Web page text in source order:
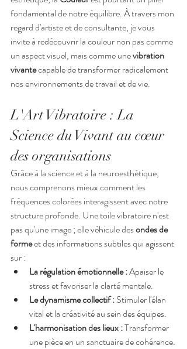
fondamental de notre équilibre. À travers mon
regard d'artiste et de consultante, je vous
invite à redécouvrir la couleur non pas comme
un aspect visuel, mais comme une vibration
vivante capable de transformer radicalement
nos environnements de travail et de vie.
L'Art Vibratoire : La
Science du Vivant au cœur
des organisations
Grâce à la science et à la neuroesthétique,
nous comprenons mieux comment les
fréquences colorées interagissent avec notre
structure profonde. Une toile vibratoire n'est
pas qu'une image ; elle véhicule des ondes de
forme et des informations subtiles qui agissent
sur :
La régulation émotionnelle : Apaiser le
stress et favoriser la clarté mentale.
Le dynamisme collectif : Stimuler l'élan
vital et la créativité au sein des équipes.
L'harmonisation des lieux : Transformer
une pièce en un sanctuaire de cohérence.